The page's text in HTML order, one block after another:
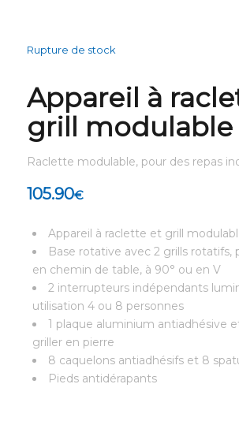
Rupture de stock
Appareil à
grill modulable
Raclette modulable, pour des repas
105.90€
Appareil à raclette et grill
Base rotative avec 2 grills rotatifs,
en chemin de table, à 90° ou en V
2 interrupteurs indépendants
utilisation 4 ou 8 personnes
1 plaque aluminium antiadhésive
griller en pierre
8 caquelons antiadhésifs et 8
Pieds antidérapants